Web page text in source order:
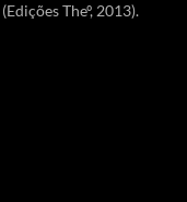
(Edições Theº, 2013).